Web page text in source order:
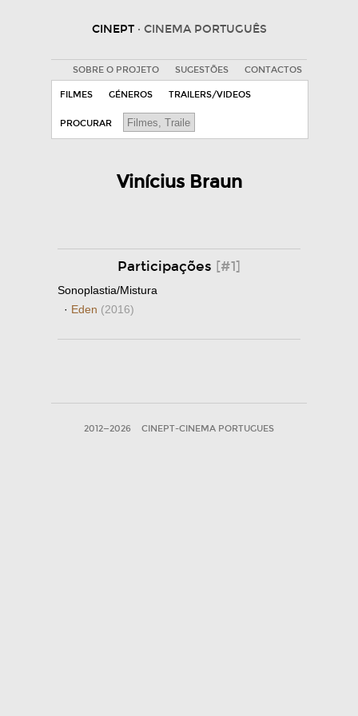
CINEPT · CINEMA PORTUGUÊS
SOBRE O PROJETO SUGESTÕES CONTACTOS
FILMES GÉNEROS TRAILERS/VIDEOS
PROCURAR
Vinícius Braun
Participações [#1]
Sonoplastia/Mistura
· Eden (2016)
2012—2026 CINEPT-CINEMA PORTUGUES